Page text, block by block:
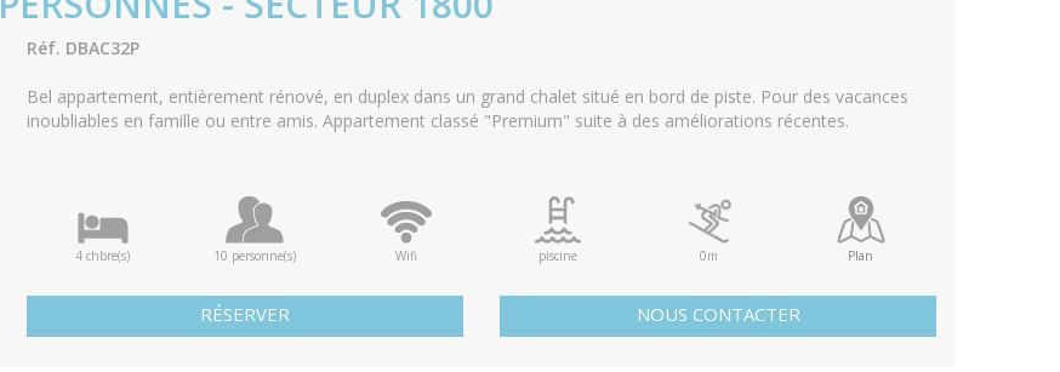
Réf. DBAC32P
Bel appartement, entièrement rénové, en duplex dans un grand chalet situé en bord de piste. Pour des vacances
inoubliables en famille ou entre amis. Appartement classé "Premium" suite à des améliorations récentes.
4 chbre(s) 10 personne(s) Wifi piscine 0m Plan
RÉSERVER NOUS CONTACTER